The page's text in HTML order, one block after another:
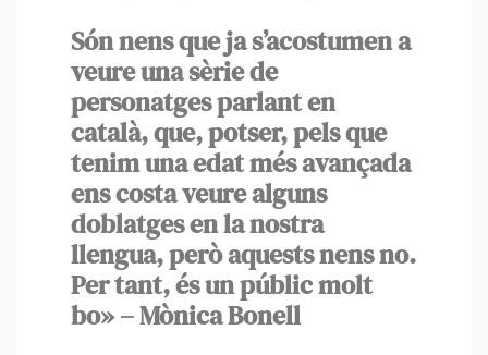
Són nens que ja s’acostumen a
veure una sèrie de
personatges parlant en
català, que, potser, pels que
tenim una edat més avançada
ens costa veure alguns
doblatges en la nostra
llengua, però aquests nens no.
Per tant, és un públic molt
bo» – Mònica Bonell